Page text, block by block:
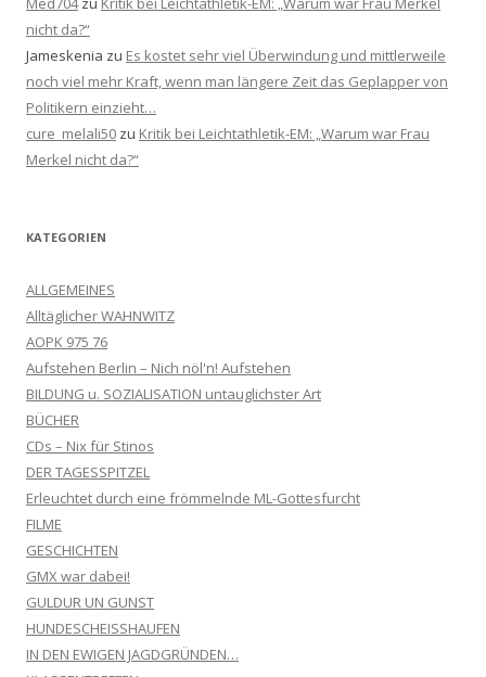
nicht da?“
Jameskenia zu Es kostet sehr viel Überwindung und mittlerweile
noch viel mehr Kraft, wenn man längere Zeit das Geplapper von
Politikern einzieht…
cure_melali50 zu Kritik bei Leichtathletik-EM: „Warum war Frau
Merkel nicht da?“
KATEGORIEN
ALLGEMEINES
Alltäglicher WAHNWITZ
AOPK 975 76
Aufstehen Berlin – Nich nöl'n! Aufstehen
BILDUNG u. SOZIALISATION untauglichster Art
BÜCHER
CDs – Nix für Stinos
DER TAGESSPITZEL
Erleuchtet durch eine frömmelnde ML-Gottesfurcht
FILME
GESCHICHTEN
GMX war dabei!
GULDUR UN GUNST
HUNDESCHEISSHAUFEN
IN DEN EWIGEN JAGDGRÜNDEN…